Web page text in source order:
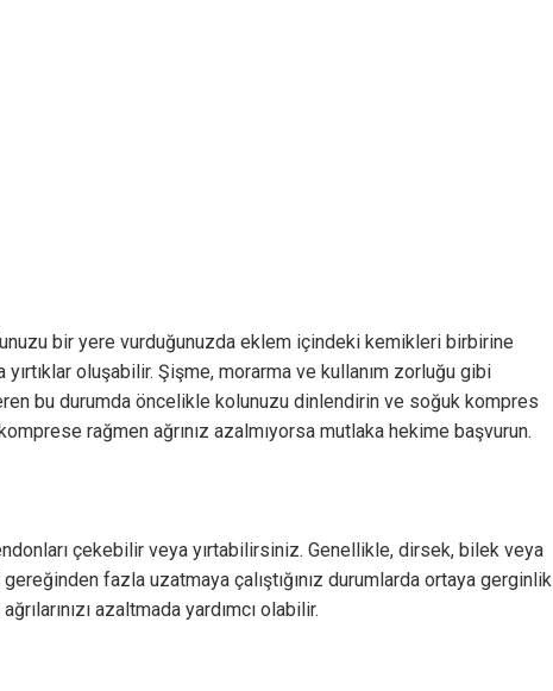
bir yere vurduğunuzda eklem içindeki kemikleri birbirine
oluşabilir. Şişme, morarma ve kullanım zorluğu gibi
bu durumda öncelikle kolunuzu dinlendirin ve soğuk kompres
rağmen ağrınız azalmıyorsa mutlaka hekime başvurun.
çekebilir veya yırtabilirsiniz. Genellikle, dirsek, bilek veya
fazla uzatmaya çalıştığınız durumlarda ortaya gerginlik
azaltmada yardımcı olabilir.